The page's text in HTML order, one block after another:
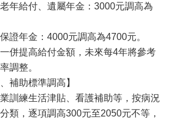
年給付、遺屬年金：3000元調高為
證年金：4000元調高為4700元。
併提高給付金額，未來每4年將參考
調整。
補助標準調高】
訓練生活津貼、看護補助等，按病況
類，逐項調高300元至2050元不等，